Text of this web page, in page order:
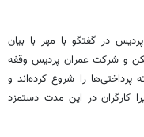
در گفتگو با مهر با بیان
و شرکت عمران پردیس وقفه
پرداختی‌ها را شروع کرده‌اند و
کارگران در این مدت دستمزد